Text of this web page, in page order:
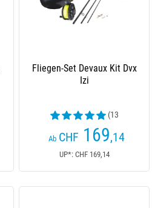
Fliegen-Set Devaux Kit Dvx
Izi
(13
Kundenrezensionen)
Ab CHF 169,14
UP*: CHF 169,14